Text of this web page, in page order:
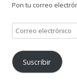
Pon tu correo
Correo
electrónico
Suscribir